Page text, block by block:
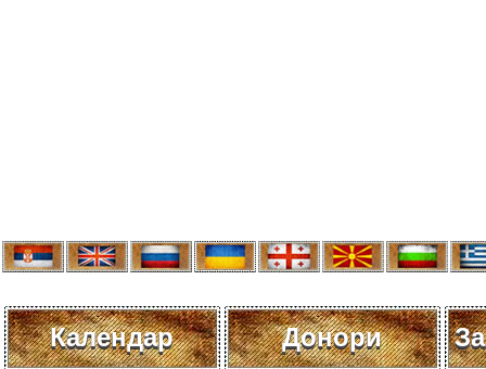
Календар Донори